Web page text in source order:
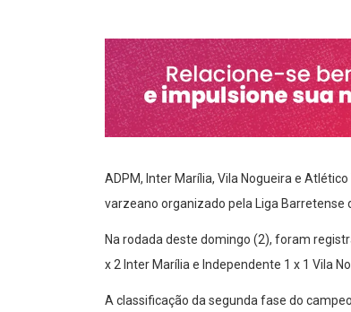
ADPM, Inter Marília, Vila Nogueira e
varzeano organizado pela Liga Barretense
Na rodada deste domingo (2), foram
x 2 Inter Marília e Independente 1 x 1 Vila
A classificação da segunda fase do